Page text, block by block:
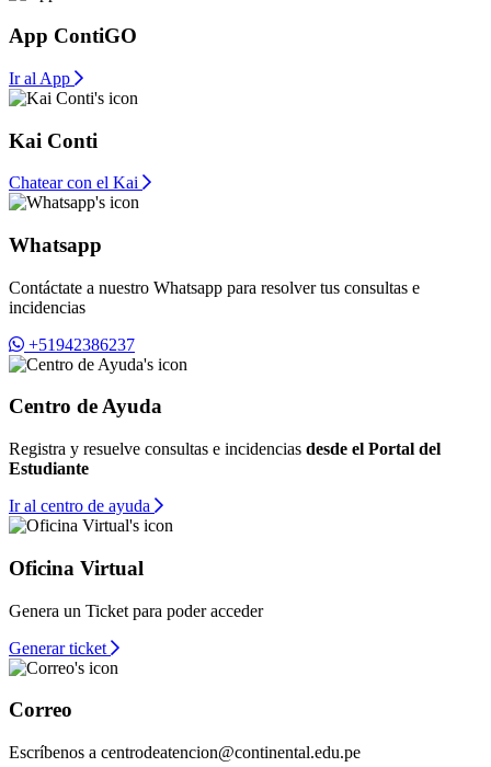
App ContiGO
Ir al App
Kai Conti
Chatear con el Kai
Whatsapp
Contáctate a nuestro Whatsapp para resolver tus consultas e
incidencias
+51942386237
Centro de Ayuda
Registra y resuelve consultas e incidencias desde el Portal del
Estudiante
Ir al centro de ayuda
Oficina Virtual
Genera un Ticket para poder acceder
Generar ticket
Correo
Escríbenos a centrodeatencion@continental.edu.pe